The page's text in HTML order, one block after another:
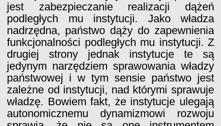
jest zabezpieczanie realizacji dążeń
podległych mu instytucji. Jako władza
nadrzędna, państwo dąży do zapewnienia
funkcjonalności podległych mu instytucji. Z
drugiej strony jednak instytucje te są
jedynym narzędziem sprawowania władzy
państwowej i w tym sensie państwo jest
zależne od instytucji, nad którymi sprawuje
władzę. Bowiem fakt, że instytucje ulegają
autonomicznemu dynamizmowi rozwoju